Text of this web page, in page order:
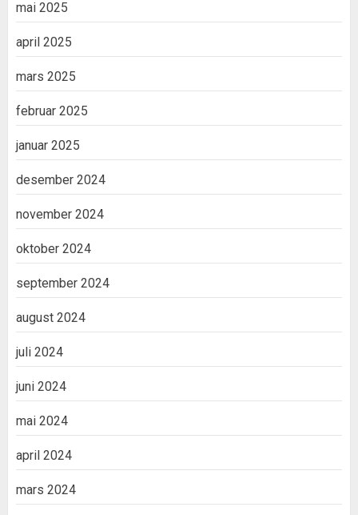
mai 2025
april 2025
mars 2025
februar 2025
januar 2025
desember 2024
november 2024
oktober 2024
september 2024
august 2024
juli 2024
juni 2024
mai 2024
april 2024
mars 2024